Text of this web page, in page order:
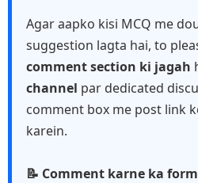
Agar aapko kisi MCQ me
suggestion lagta hai, to
comment section ki jagah
channel par dedicated
comment box me post link
karein.
📝 Comment karne ka